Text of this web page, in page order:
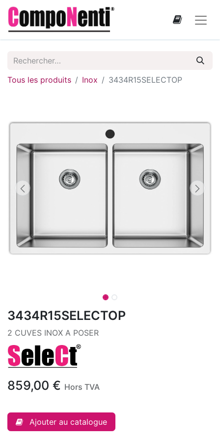
Tous les produits Inox 3434R15SELECTOP
3434R15SELECTOP
2 CUVES INOX A POSER
859,00 € Hors TVA
Ajouter au catalogue